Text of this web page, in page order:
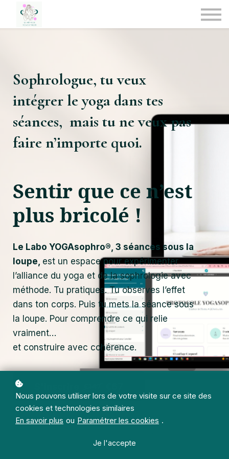
Sophrologue, tu veux
intégrer le yoga dans tes
séances, mais tu ne veux pas
faire n’importe quoi.
Sentir que ce n’est
plus bricolé !
Le Labo YOGAsophro®, 3 séances sous la
loupe, est un espace pour expérimenter
l’alliance du yoga et de la sophrologie avec
méthode. Tu pratiques. Tu observes l’effet
dans ton corps. Puis tu mets la séance sous
la loupe. Pour comprendre ce qui relie
vraiment…
et construire avec cohérence.
Nous pouvons utiliser lors de votre visite sur ce site des
cookies et technologies similaires
En savoir plus ou Paramétrer les cookies .
Je l'accepte